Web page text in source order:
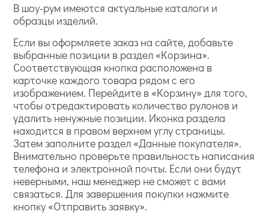
В шоу-рум имеются актуальные каталоги и
образцы изделий.
Если вы оформляете заказ на сайте, добавьте
выбранные позиции в раздел «Корзина».
Соответствующая кнопка расположена в
карточке каждого товара рядом с его
изображением. Перейдите в «Корзину» для того,
чтобы отредактировать количество рулонов и
удалить ненужные позиции. Иконка раздела
находится в правом верхнем углу страницы.
Затем заполните раздел «Данные покупателя».
Внимательно проверьте правильность написания
телефона и электронной почты. Если они будут
неверными, наш менеджер не сможет с вами
связаться. Для завершения покупки нажмите
кнопку «Отправить заявку».